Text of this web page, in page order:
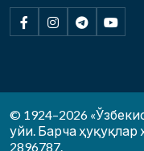
© 1924–2026
уйи. Барча
2896787.